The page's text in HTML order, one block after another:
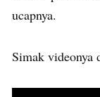
ucapnya.
Simak videonya